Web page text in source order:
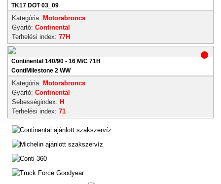
TK17 DOT 03_09
Kategória: Motorabroncs
Gyártó: Continental
Terhelési index: 77H
Continental 140/90 - 16 M/C 71H
ContiMilestone 2 WW
Kategória: Motorabroncs
Gyártó: Continental
Sebességindex: H
Terhelési index: 71